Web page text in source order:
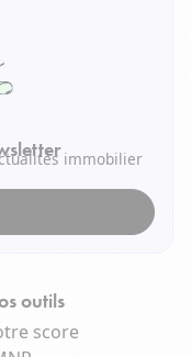
immobilier
outils
score